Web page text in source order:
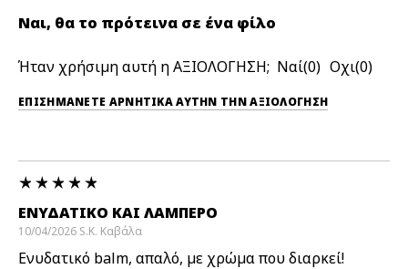
Ναι, θα το πρότεινα σε ένα φίλο
Ήταν χρήσιμη αυτή η ΑΞΙΟΛΟΓΗΣΗ; 0 0
ΕΠΙΣΗΜΆΝΕΤΕ ΑΡΝΗΤΙΚΆ ΑΥΤΉΝ ΤΗΝ ΑΞΙΟΛΟΓΗΣΗ
ΕΝΥΔΑΤΙΚΌ ΚΑΙ ΛΑΜΠΕΡΌ
10/04/2026 S.K. Καβάλα
Ενυδατικό balm, απαλό, με χρώμα που διαρκεί!